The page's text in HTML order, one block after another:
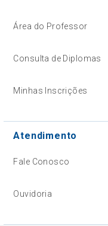
Área do Professor
Consulta de Diplomas
Minhas Inscrições
Atendimento
Fale Conosco
Ouvidoria